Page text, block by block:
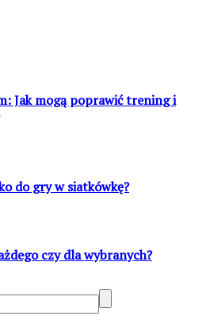
Jak mogą poprawić trening i
do gry w siatkówkę?
czy dla wybranych?